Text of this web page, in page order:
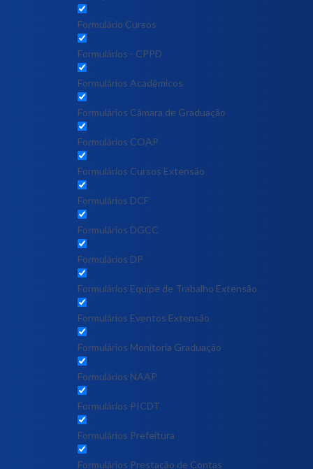
Formulário Cursos
Formulários - CPPD
Formulários Acadêmicos
Formulários Câmara de Graduação
Formulários COAP
Formulários Cursos Extensão
Formulários DCF
Formulários DGCC
Formulários DP
Formulários Equipe de Trabalho Extensão
Formulários Eventos Extensão
Formulários Monitoria Graduação
Formulários NAAP
Formulários PICDT
Formulários Prefeitura
Formulários Prestação de Contas